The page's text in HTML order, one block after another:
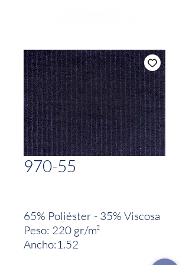
970-55
65% Poliéster - 35% Viscosa
Peso: 220 gr/m²
Ancho:1.52